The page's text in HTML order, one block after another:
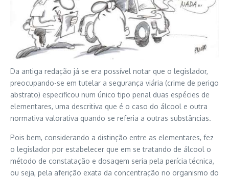
Da antiga redação já se era possível notar que o legislador,
preocupando-se em tutelar a segurança viária (crime de perigo
abstrato) especificou num único tipo penal duas espécies de
elementares, uma descritiva que é o caso do álcool e outra
normativa valorativa quando se referia a outras substâncias.
Pois bem, considerando a distinção entre as elementares, fez
o legislador por estabelecer que em se tratando de álcool o
método de constatação e dosagem seria pela perícia técnica,
ou seja, pela aferição exata da concentração no organismo do